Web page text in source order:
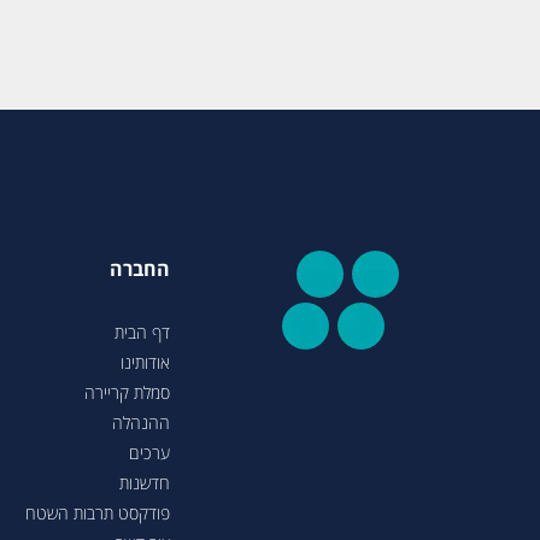
החברה
דף הבית
אודותינו
סמלת קריירה
ההנהלה
ערכים
חדשנות
פודקסט תרבות השטח